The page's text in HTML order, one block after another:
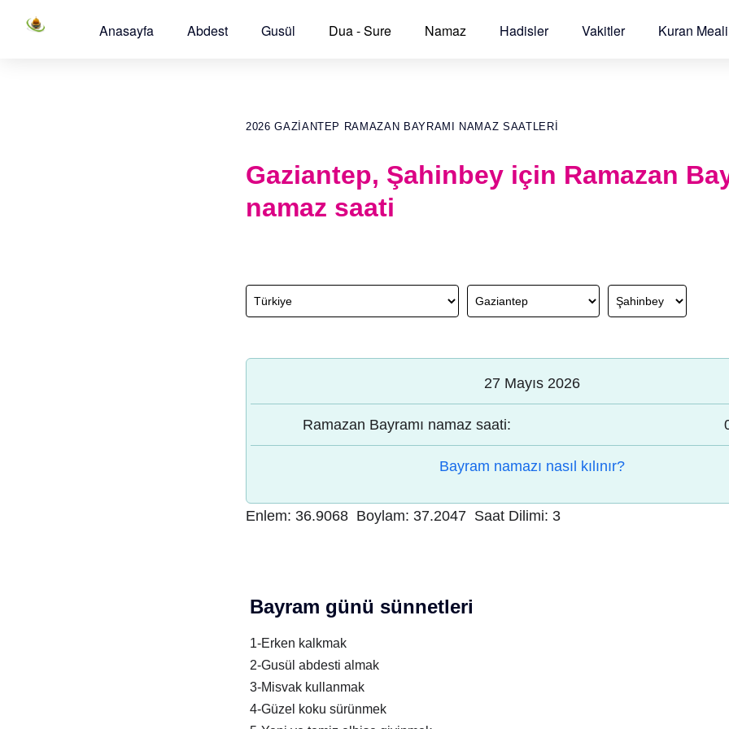
Anasayfa Abdest Gusül Dua - Sure Namaz Hadisler Vakitler Kuran Meali
2026 GAZIANTEP RAMAZAN BAYRAMI NAMAZ SAATLERI
Gaziantep, Şahinbey için Ramazan
namaz saati
27 Mayıs 2026
Ramazan Bayramı namaz saati:
Bayram namazı nasıl kılınır?
Enlem: 36.9068 Boylam: 37.2047 Saat Dilimi: 3
Bayram günü sünnetleri
1-Erken kalkmak
2-Gusül abdesti almak
3-Misvak kullanmak
4-Güzel koku sürünmek